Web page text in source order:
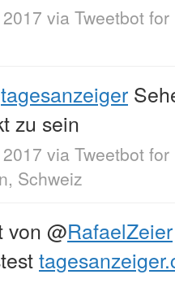
via Tweetbot for
tagesanzeiger
zu sein
via Tweetbot for
Schweiz
von @RafaelZeier